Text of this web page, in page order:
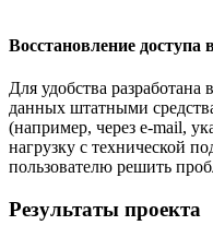
Восстановление
Для удобства разработана
данных штатными
(например, через e-mail,
нагрузку с технической
пользователю решить
Результаты проекта